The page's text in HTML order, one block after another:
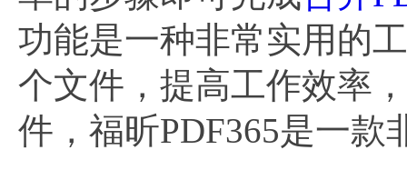
功能是一种非常实用的
个文件，提高工作效率
件，福昕PDF365是一款